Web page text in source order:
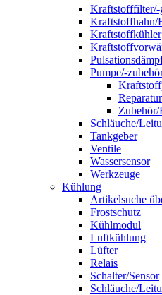
Kraftstofffilter/-
Kraftstoffhahn/
Kraftstoffkühler
Pumpe/-
Reparatur
Schläuche/
Tankgeber
Ventile
Wassersensor
Werkzeuge
Kühlung
Artikelsuche
Frostschutz
Kühlmodul
Luftkühlung
Lüfter
Relais
Schalter/Sensor
Schläuche/